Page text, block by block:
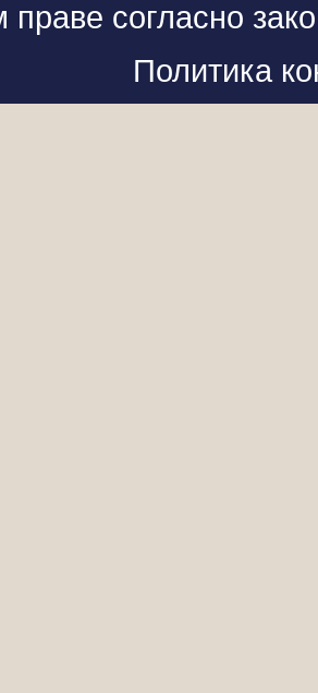
праве согласно
Политика